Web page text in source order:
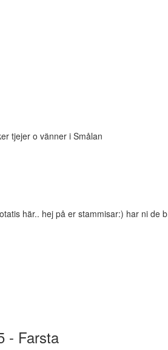
tjejer o vänner i Smålan
här.. hej på er stammisar:) har ni de b
- Farsta